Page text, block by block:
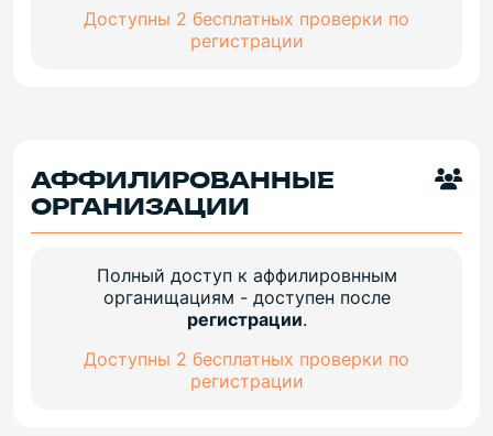
Доступны 2 бесплатных проверки по
регистрации
АФФИЛИРОВАННЫЕ
ОРГАНИЗАЦИИ
Полный доступ к аффилировнным
органищациям - доступен после
регистрации.
Доступны 2 бесплатных проверки по
регистрации